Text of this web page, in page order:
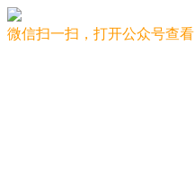
微信扫一扫，打开公众号查看